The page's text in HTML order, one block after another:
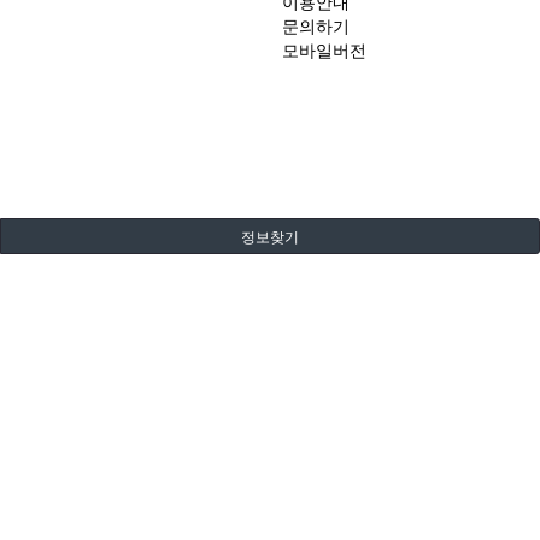
문의하기
모바일버전
정보찾기